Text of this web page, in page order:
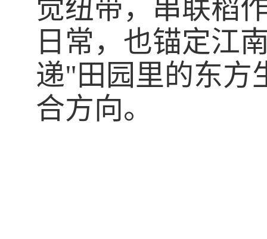
觉纽带，串联稻
日常，也锚定江
递" 田园里的东方
合方向。